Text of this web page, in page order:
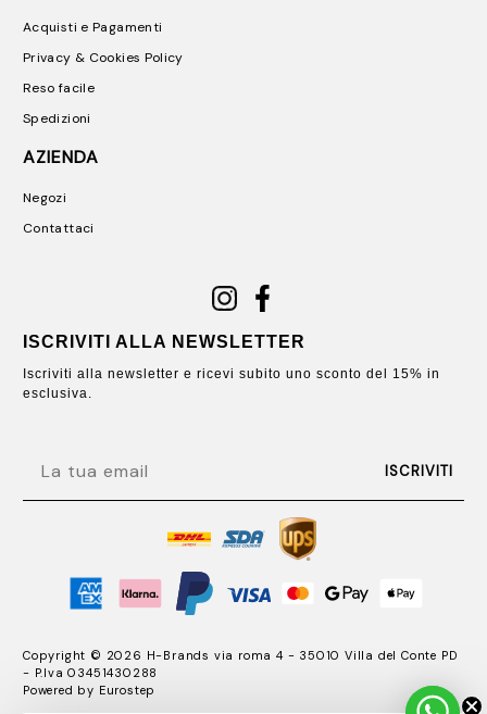
Acquisti e Pagamenti
Privacy & Cookies Policy
Reso facile
Spedizioni
AZIENDA
Negozi
Contattaci
ISCRIVITI ALLA NEWSLETTER
Iscriviti alla newsletter e ricevi subito uno sconto del 15% in
esclusiva.
ISCRIVITI
Copyright © 2026 H-Brands via roma 4 - 35010 Villa del Conte PD
- P.Iva 03451430288
Powered by Eurostep